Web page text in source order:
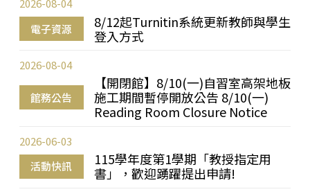
電子資源
8/12起Turnitin系統更新教師與學生
登入方式
2026-08-04
館務公告
【開閉館】8/10(一)自習室高架地板
施工期間暫停開放公告 8/10(一)
Reading Room Closure Notice
2026-08-04
活動快訊
115學年度第1學期「教授指定用
書」，歡迎踴躍提出申請!
2026-06-03